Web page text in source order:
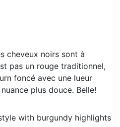
cheveux noirs sont à
pas un rouge traditionnel,
foncé avec une lueur
plus douce. Belle!